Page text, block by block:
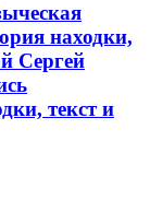
находки,
Сергей
текст и